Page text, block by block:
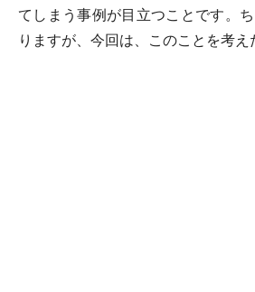
てしまう事例が目立つことです。
りますが、今回は、このことを考え